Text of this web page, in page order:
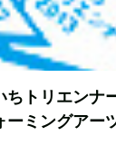
ちトリエンナ
ーミングアー